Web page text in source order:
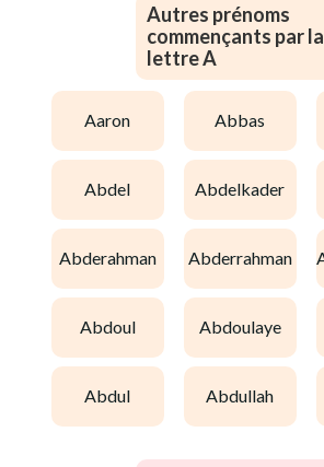
Autres prénoms
commençants par la
lettre A
aaron abbas
abdel abdelkader
abderahman abderrahman
abdoul abdoulaye
abdul abdullah